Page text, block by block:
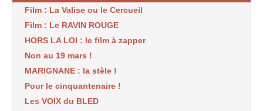
Film : La Valise ou le Cercueil
Film : Le RAVIN ROUGE
HORS LA LOI : le film à zapper
Non au 19 mars !
MARIGNANE : la stèle !
Pour le cinquantenaire !
Les VOIX du BLED